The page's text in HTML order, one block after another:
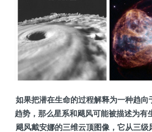
如果把潜在生命的过程解释为一种趋向
趋势，那么星系和飓风可能被描述为有
飓风戴安娜的三维云顶图像，它从三级